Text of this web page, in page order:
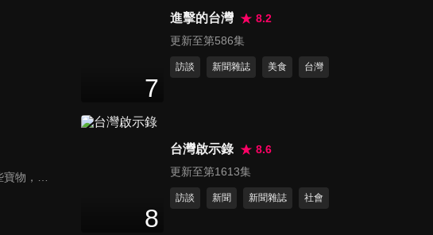
每個人家中都有一些寶物，但是也許你把這些寶物當成廢物！不管是寶物還是廢物，快把它帶來金銀島變現金吧！節目邀請來賓分享與其寶物之間的故事，還會安排不同領域的「鑒定大師」來對物品進行估價，現場並有明星意見團，用一般收藏家的角度來給予意見。
第107集 我話都說得那麼清楚!!
你怎麼還聽不懂?!
72
第109集 黑臉白臉怎麼演?! 孩
子就要這樣教!!
7
進擊的台灣
8.2
更新至第586集
訪談 新聞雜誌 美食 台灣
8
台灣啟示錄
8.6
更新至第1613集
訪談 新聞 新聞雜誌 社會